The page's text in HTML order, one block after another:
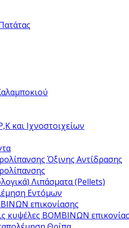
και Ιχνοστοιχείων
Όξινης Αντίδρασης
Λιπάσματα (Pellets)
Εντόμων
επικονίασης
κυψέλες ΒΟΜΒΙΝΩΝ